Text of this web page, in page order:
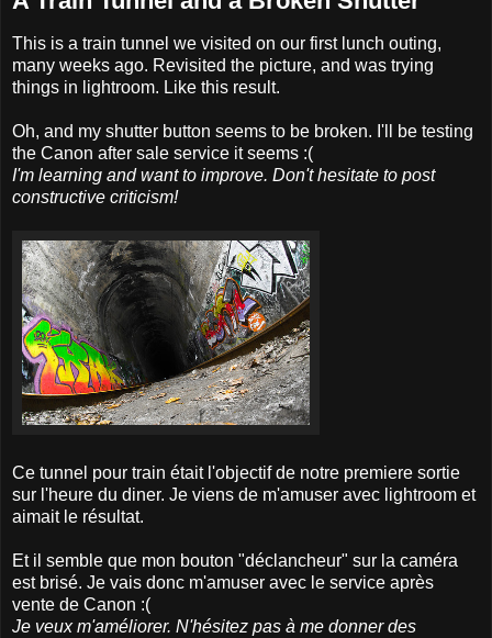
This is a train tunnel we visited on our first lunch outing,
many weeks ago. Revisited the picture, and was trying
things in lightroom. Like this result.
Oh, and my shutter button seems to be broken. I'll be testing
the Canon after sale service it seems :(
I'm learning and want to improve. Don't hesitate to post
constructive criticism!
Ce tunnel pour train était l'objectif de notre premiere sortie
sur l'heure du diner. Je viens de m'amuser avec lightroom et
aimait le résultat.
Et il semble que mon bouton "déclancheur" sur la caméra
est brisé. Je vais donc m'amuser avec le service après
vente de Canon :(
Je veux m'améliorer. N'hésitez pas à me donner des